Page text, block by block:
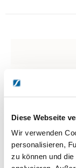
Diese Webseite
Wir verwenden
personalisieren,
zu können und
TOGU
2 - 5